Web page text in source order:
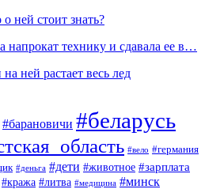
ней стоит знать?
технику и сдавала ее в…
ней растает весь лед
#барановичи #беларусь
#вело #германия
#деньга #дети #животное #зарплата
#кража #литва #медицина #минск